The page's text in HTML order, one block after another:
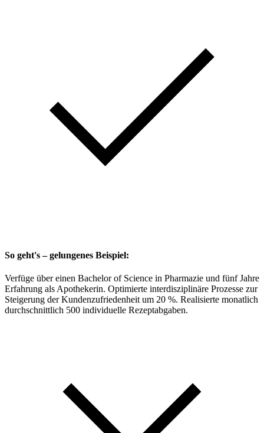
So geht's – gelungenes Beispiel:
Verfüge über einen Bachelor of Science in Pharmazie und fünf Jahre
Erfahrung als Apothekerin. Optimierte interdisziplinäre Prozesse zur
Steigerung der Kundenzufriedenheit um 20 %. Realisierte monatlich
durchschnittlich 500 individuelle Rezeptabgaben.